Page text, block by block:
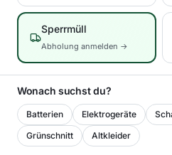
Sperrmüll
Abholung anmelden →
Wonach suchst du?
Batterien Elektrogeräte
Grünschnitt
Altkleider